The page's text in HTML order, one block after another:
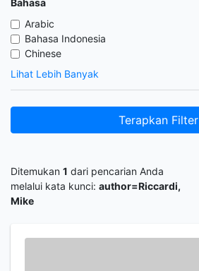
Arabic
Bahasa Indonesia
Chinese
Lihat Lebih Banyak
Terapkan Filter
Ditemukan 1 dari pencarian Anda
melalui kata kunci: author=Riccardi,
Mike